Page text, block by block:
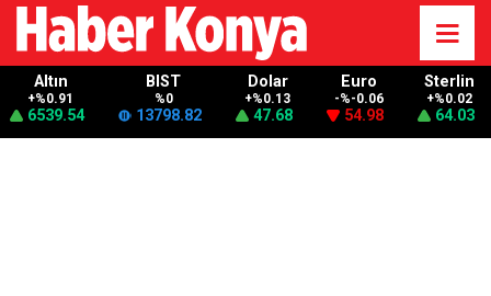
Altın
+%0.91
6539.54
BIST
%0
13798.82
Dolar
+%0.13
47.68
Euro
-%-0.06
54.98
Sterlin
+%0.02
64.03